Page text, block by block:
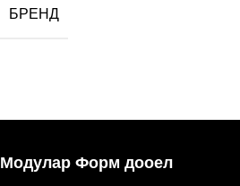
БРЕНД
Модулар Форм дооел